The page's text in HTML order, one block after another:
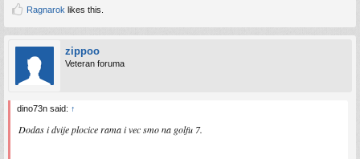
Ragnarok likes this.
zippoo
Veteran foruma
dino73n said: ↑
Dodas i dvije plocice rama i vec smo na golfu 7.